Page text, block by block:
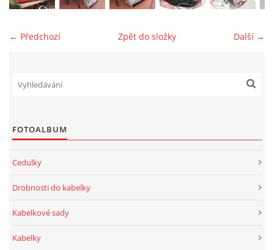
← Předchozí Další →
Zpět do složky
FOTOALBUM
Cedulky
Drobnosti do kabelky
Kabelkové sady
Kabelky